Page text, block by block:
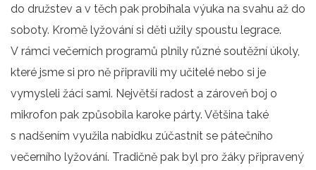
do družstev a v těch pak probíhala výuka na svahu až do
soboty. Kromě lyžování si děti užily spoustu legrace.
V rámci večerních programů plnily různé soutěžní úkoly,
které jsme si pro ně připravili my učitelé nebo si je
vymysleli žáci sami. Největší radost a zároveň boj o
mikrofon pak způsobila karoke párty. Většina také
s nadšením využila nabídku zúčastnit se pátečního
večerního lyžování. Tradičně pak byl pro žáky připravený